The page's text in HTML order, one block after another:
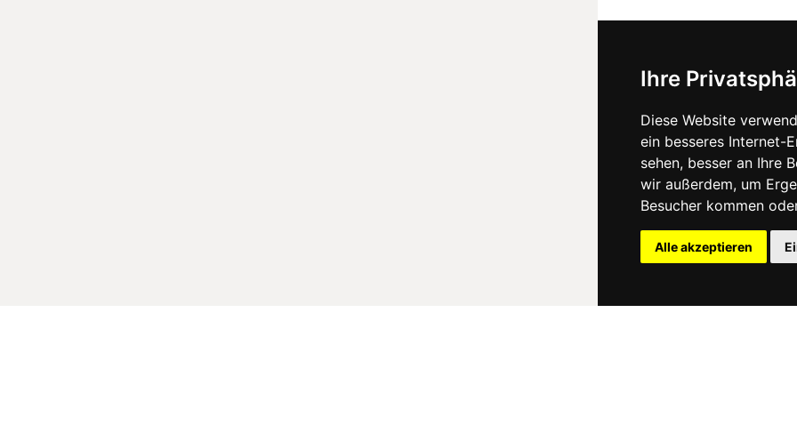
Ihre
Diese Website
ein besseres Internet-
sehen, besser an Ihre
wir außerdem, um
Besucher kommen
Alle akzeptieren